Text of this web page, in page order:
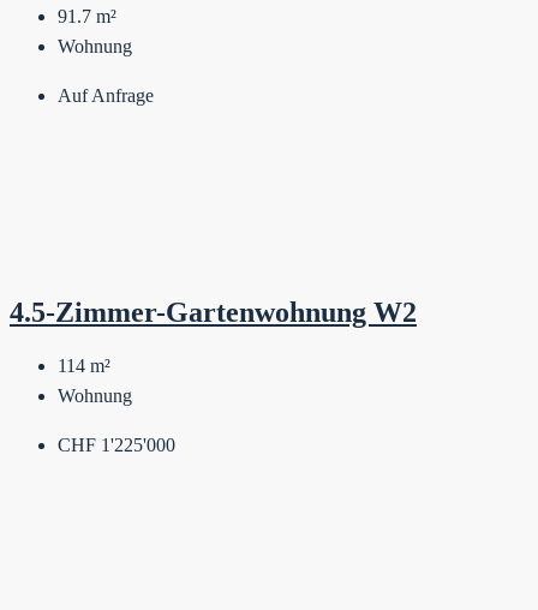
91.7 m²
Wohnung
Auf Anfrage
4.5-Zimmer-Gartenwohnung W2
114 m²
Wohnung
CHF 1'225'000